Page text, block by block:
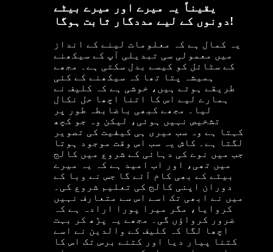
یقیناً یہ میرے اور میرے بیٹے
دونوں کے لیے مددگار ثابت ہوگا!
یہ کمال ہے کہ معلومات لینے کے انداز
میں معمولی سی تبدیلی آپ کے سیکھنے
کے سٹائل کو کیسے بدل سکتی ہے۔ مجھے
ہمیشہ پتا تھا کہ سیکھنے کے کئی
طریقے ہوتے ہیں، خوشی ہے کہ کلیف نے
ہمارے لیے اس کا اتنا اچھا حل نکال
لیا۔ مجھے کبھی باضابطہ طور پر
تشخیص نہیں ہوئی، لیکن وہ جو کچھ
کہتا ہے وہ سب میری ہی کیفیت کی تصویر
لگتا ہے۔ کاش یہ سب اس وقت موجود ہوتا
جب میں نوے کی دہائی کے شروع میں کالج
میں تھی، اور اب امید ہے کہ یہ میرے
بیٹے کے بھی کام آئے گا جس نے وبا کے
دوران اپنی کالج کی تعلیم شروع کی۔
میں نے ابھی تک اسے اس سے متعارف نہیں
کروایا، مگر میرا پورا ارادہ ہے کہ
ضرور کرواؤں گی۔ مجھے یہ پڑھ کر بہت
اچھا لگا کہ کلیف کے والدین نے اسے
کتنا پیار دیا اور کتنے برس تک اس کا